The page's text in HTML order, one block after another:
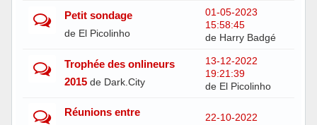
Petit sondage
de El Picolinho
01-05-2023
15:58:45
de Harry Badgé
Trophée des onlineurs
2015 de Dark.City
13-12-2022
19:21:39
de El Picolinho
Réunions entre
22-10-2022